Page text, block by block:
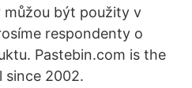
být použity v
respondenty o
Pastebin.com is the
since 2002.